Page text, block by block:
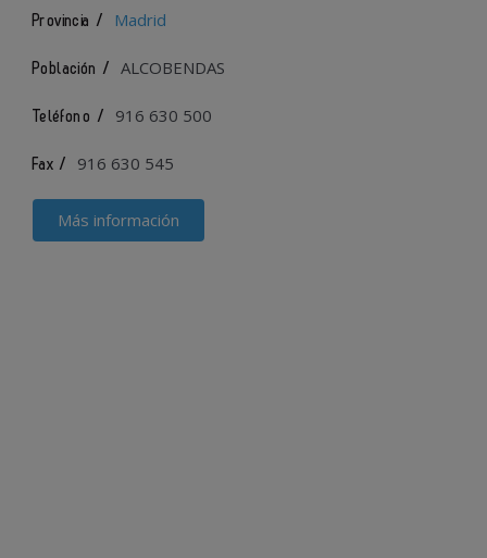
Provincia / Madrid
Población / ALCOBENDAS
Teléfono / 916 630 500
Fax / 916 630 545
Más información